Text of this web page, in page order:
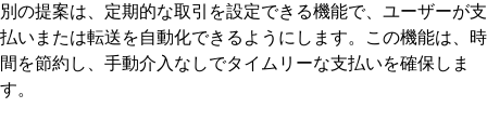
別の提案は、定期的な取引を設定できる機能で、ユーザーが支
払いまたは転送を自動化できるようにします。この機能は、時
間を節約し、手動介入なしでタイムリーな支払いを確保しま
す。